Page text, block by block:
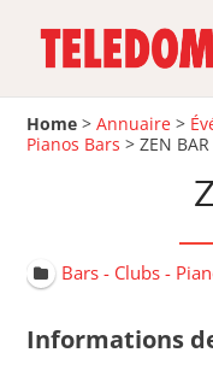
Home >Annuaire >
Pianos Bars >ZEN BAR
Bars - Clubs -
Informations